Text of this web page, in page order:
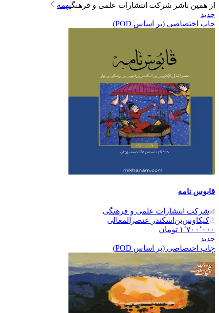
از همین ناشر شرکت انتشارات علمی و فرهنگیهمه
جدید
چاپ اختصاصی (بر اساس POD)
قابوس نامه
شرکت انتشارات علمی و فرهنگی
کیکاوس‌بن‌اسکندر عنصرالمعالی
۱٬۷۰۰٬۰۰۰ تومان
جدید
چاپ اختصاصی (بر اساس POD)